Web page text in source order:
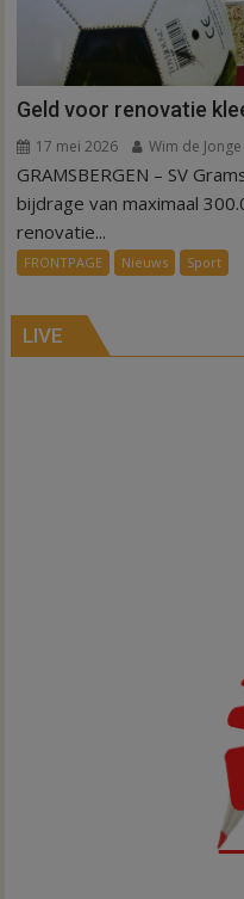
Geld voor renovatie
17 mei 2026 Wim de Jonge
GRAMSBERGEN – SV
bijdrage van maximaal
renovatie...
FRONTPAGE Nieuws Sport
LIVE